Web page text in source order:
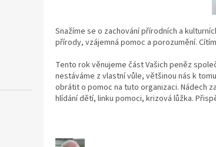
Snažíme se o zachování přírodních a
přírody, vzájemná pomoc a porozumění.
Tento rok věnujeme část Vašich peněz
nestáváme z vlastní vůle, většinou nás k
obrátit o pomoc na tuto organizaci. Nádech
hlídání dětí, linku pomoci, krizová lůžka.